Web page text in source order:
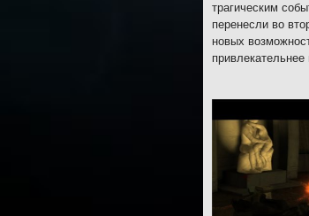
трагическим
перенесли во
новых
привлекательнее